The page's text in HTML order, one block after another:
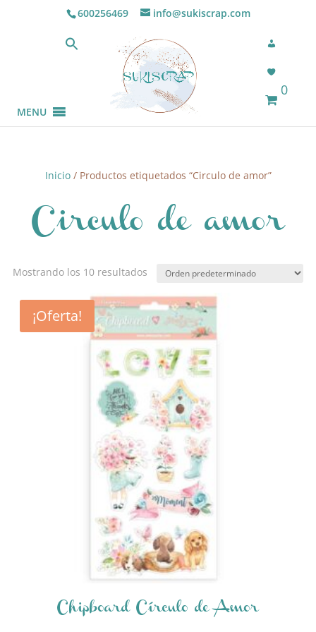
600256469 info@sukiscrap.com
0
MENU
Inicio/ Productos etiquetados “Circulo de amor”
Circulo de amor
Mostrando los 10 resultados
¡Oferta!
Chipboard Círculo de Amor